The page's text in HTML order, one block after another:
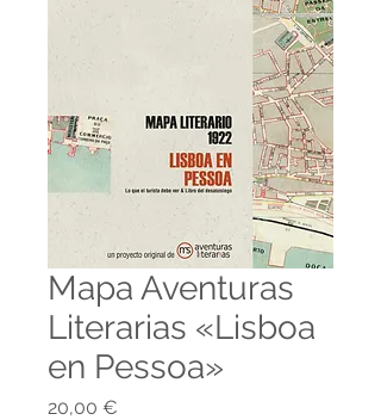
Mapa Aventuras
Literarias «Lisboa
en Pessoa»
20,00 €